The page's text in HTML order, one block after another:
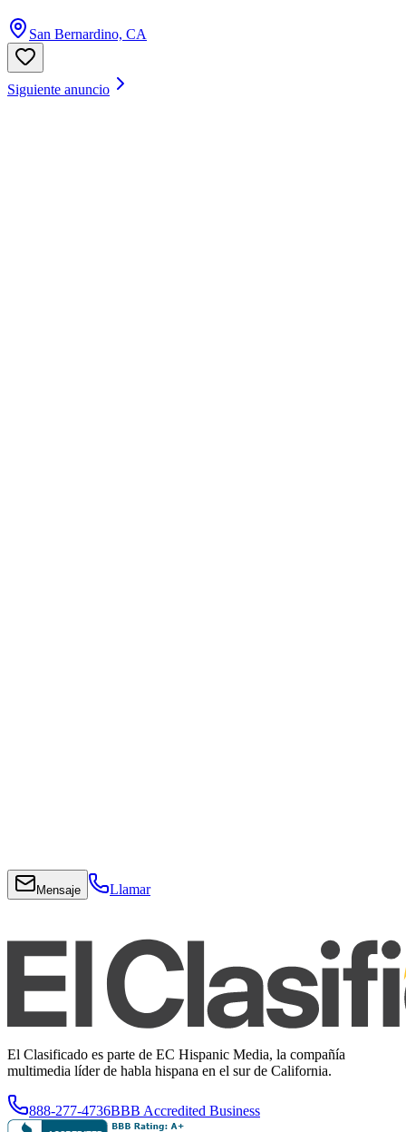
San Bernardino, CA
Siguiente anuncio
Mensaje Llamar
El Clasificado es parte de EC Hispanic Media, la compañía
multimedia líder de habla hispana en el sur de California.
888-277-4736BBB Accredited Business